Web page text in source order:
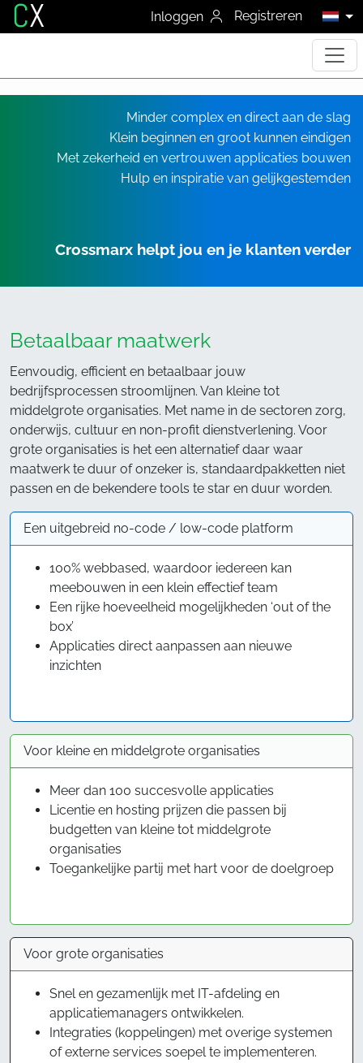
CX Inloggen Registreren
Minder complex en direct aan de slag
Klein beginnen en groot kunnen eindigen
Met zekerheid en vertrouwen applicaties bouwen
Hulp en inspiratie van gelijkgestemden
Crossmarx helpt jou en je klanten verder
Betaalbaar maatwerk
Eenvoudig, efficient en betaalbaar jouw
bedrijfsprocessen stroomlijnen. Van kleine tot
middelgrote organisaties. Met name in de sectoren zorg,
onderwijs, cultuur en non-profit dienstverlening. Voor
grote organisaties is het een alternatief daar waar
maatwerk te duur of onzeker is, standaardpakketten niet
passen en de bekendere tools te star en duur worden.
Een uitgebreid no-code / low-code platform
100% webbased, waardoor iedereen kan
meebouwen in een klein effectief team
Een rijke hoeveelheid mogelijkheden ‘out of the
box’
Applicaties direct aanpassen aan nieuwe
inzichten
Voor kleine en middelgrote organisaties
Meer dan 100 succesvolle applicaties
Licentie en hosting prijzen die passen bij
budgetten van kleine tot middelgrote
organisaties
Toegankelijke partij met hart voor de doelgroep
Voor grote organisaties
Snel en gezamenlijk met IT-afdeling en
applicatiemanagers ontwikkelen.
Integraties (koppelingen) met overige systemen
of externe services soepel te implementeren.